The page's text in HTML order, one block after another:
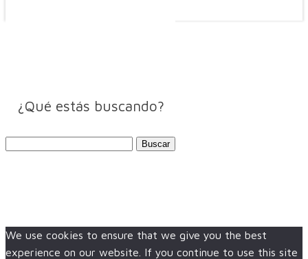
¿Qué estás buscando?
We use cookies to ensure that we give you the best
experience on our website. If you continue to use this site